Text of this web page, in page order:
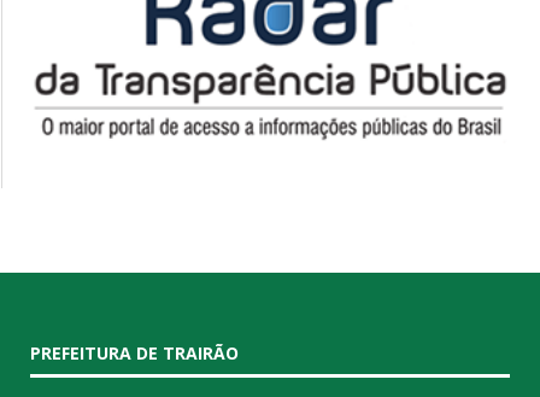
PREFEITURA DE TRAIRÃO